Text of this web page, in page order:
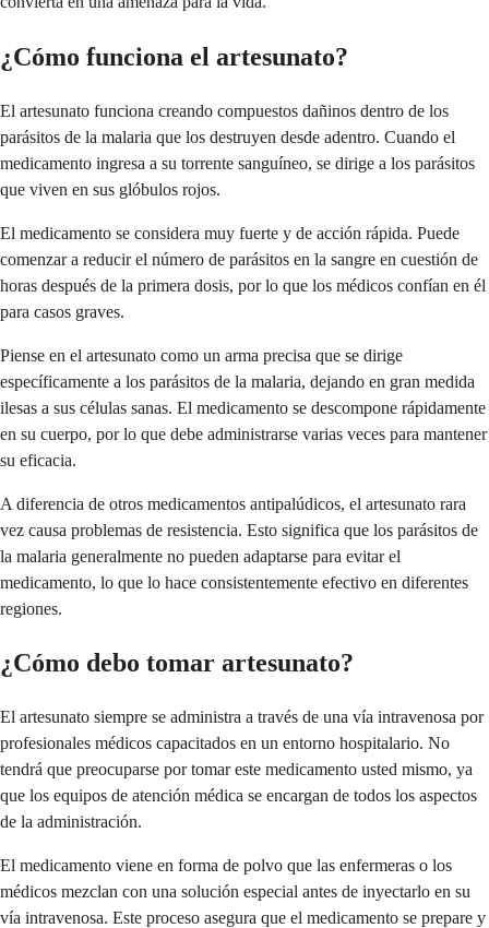
¿Cómo funciona el artesunato?
El artesunato funciona creando compuestos dañinos dentro de los
parásitos de la malaria que los destruyen desde adentro. Cuando el
medicamento ingresa a su torrente sanguíneo, se dirige a los parásitos
que viven en sus glóbulos rojos.
El medicamento se considera muy fuerte y de acción rápida. Puede
comenzar a reducir el número de parásitos en la sangre en cuestión de
horas después de la primera dosis, por lo que los médicos confían en él
para casos graves.
Piense en el artesunato como un arma precisa que se dirige
específicamente a los parásitos de la malaria, dejando en gran medida
ilesas a sus células sanas. El medicamento se descompone rápidamente
en su cuerpo, por lo que debe administrarse varias veces para mantener
su eficacia.
A diferencia de otros medicamentos antipalúdicos, el artesunato rara
vez causa problemas de resistencia. Esto significa que los parásitos de
la malaria generalmente no pueden adaptarse para evitar el
medicamento, lo que lo hace consistentemente efectivo en diferentes
regiones.
¿Cómo debo tomar artesunato?
El artesunato siempre se administra a través de una vía intravenosa por
profesionales médicos capacitados en un entorno hospitalario. No
tendrá que preocuparse por tomar este medicamento usted mismo, ya
que los equipos de atención médica se encargan de todos los aspectos
de la administración.
El medicamento viene en forma de polvo que las enfermeras o los
médicos mezclan con una solución especial antes de inyectarlo en su
vía intravenosa. Este proceso asegura que el medicamento se prepare y